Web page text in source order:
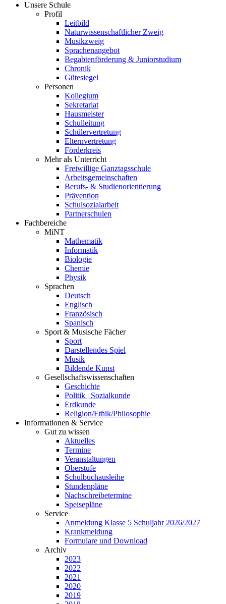
Unsere Schule
Profil
Leitbild
Naturwissenschaftlicher Zweig
Musikzweig
Sprachenangebot
Begabtenförderung & Juniorstudium
Chronik
Gütesiegel
Personen
Kollegium
Sekretariat
Hausmeister
Schulleitung
Schülervertretung
Elternvertretung
Förderkreis
Mehr als Unterricht
Freiwillige Ganztagsschule
Arbeitsgemeinschaften
Berufs- & Studienorientierung
Prävention
Schulsozialarbeit
Partnerschulen
Fachbereiche
MiNT
Mathematik
Informatik
Biologie
Chemie
Physik
Sprachen
Deutsch
Englisch
Französisch
Spanisch
Sport & Musische Fächer
Sport
Darstellendes Spiel
Musik
Bildende Kunst
Gesellschaftswissenschaften
Geschichte
Politik | Sozialkunde
Erdkunde
Religion/Ethik/Philosophie
Informationen & Service
Gut zu wissen
Aktuelles
Termine
Veranstaltungen
Oberstufe
Schulbuchausleihe
Stundenpläne
Nachschreibetermine
Speisepläne
Service
Anmeldung Klasse 5 Schuljahr 2026/2027
Krankmeldung
Formulare und Download
Archiv
2023
2022
2021
2020
2019